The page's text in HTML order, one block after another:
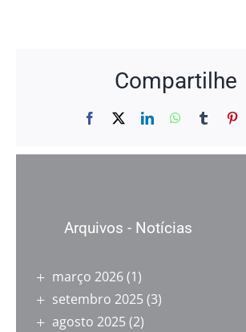
Compartilhe
Facebook LinkedInWhatsApp
Tumblr
Arquivos - Notícias
março 2026(1)
setembro 2025 (3)
agosto 2025 (2)